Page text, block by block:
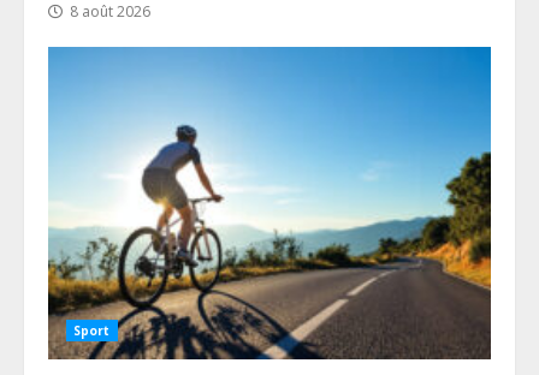
8 août 2026
Sport